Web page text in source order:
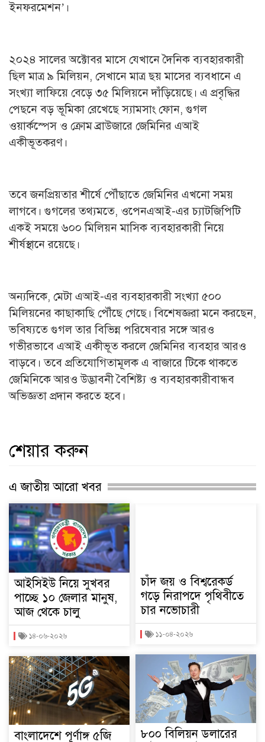
ইনফরমেশন’।
২০২৪ সালের অক্টোবর মাসে যেখানে দৈনিক ব্যবহারকারী
ছিল মাত্র ৯ মিলিয়ন, সেখানে মাত্র ছয় মাসের ব্যবধানে এ
সংখ্যা লাফিয়ে বেড়ে ৩৫ মিলিয়নে দাঁড়িয়েছে। এ প্রবৃদ্ধির
পেছনে বড় ভূমিকা রেখেছে স্যামসাং ফোন, গুগল
ওয়ার্কস্পেস ও ক্রোম ব্রাউজারে জেমিনির এআই
একীভূতকরণ।
তবে জনপ্রিয়তার শীর্ষে পৌঁছাতে জেমিনির এখনো সময়
লাগবে। গুগলের তথ্যমতে, ওপেনএআই-এর চ্যাটজিপিটি
একই সময়ে ৬০০ মিলিয়ন মাসিক ব্যবহারকারী নিয়ে
শীর্ষস্থানে রয়েছে।
অন্যদিকে, মেটা এআই-এর ব্যবহারকারী সংখ্যা ৫০০
মিলিয়নের কাছাকাছি পৌঁছে গেছে। বিশেষজ্ঞরা মনে করছেন,
ভবিষ্যতে গুগল তার বিভিন্ন পরিষেবার সঙ্গে আরও
গভীরভাবে এআই একীভূত করলে জেমিনির ব্যবহার আরও
বাড়বে। তবে প্রতিযোগিতামূলক এ বাজারে টিকে থাকতে
জেমিনিকে আরও উদ্ভাবনী বৈশিষ্ট্য ও ব্যবহারকারীবান্ধব
অভিজ্ঞতা প্রদান করতে হবে।
শেয়ার করুন
এ জাতীয় আরো খবর
আইসিইউ নিয়ে সুখবর
পাচ্ছে ১০ জেলার মানুষ,
আজ থেকে চালু
১৪-০৬-২০২৬
বাংলাদেশে পূর্ণাঙ্গ ৫জি
চাঁদ জয় ও বিশ্বরেকর্ড
গড়ে নিরাপদে পৃথিবীতে
চার নভোচারী
১১-০৪-২০২৬
৮০০ বিলিয়ন ডলারের